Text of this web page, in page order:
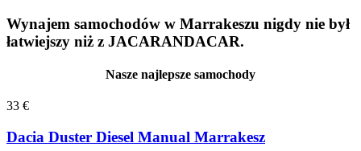
Wynajem samochodów w Marrakeszu nigdy nie był
łatwiejszy niż z JACARANDACAR.
Nasze najlepsze samochody
33 €
Dacia Duster Diesel Manual Marrakesz